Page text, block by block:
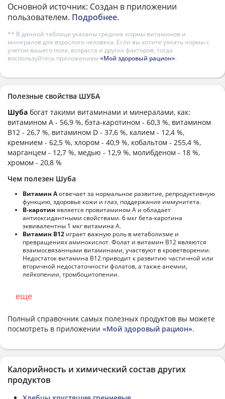
Основной источник: Создан в приложении
пользователем. Подробнее.
** В данной таблице указаны средние нормы витаминов и
минералов для взрослого человека. Если вы хотите узнать нормы с
учетом вашего пола, возраста и других факторов, тогда
воспользуйтесь приложением «Мой здоровый рацион».
Полезные свойства ШУБА
Шуба богат такими витаминами и минералами, как:
витамином А - 56,9 %, бэта-каротином - 60,3 %, витамином
B12 - 26,7 %, витамином D - 37,6 %, калием - 12,4 %,
кремнием - 62,5 %, хлором - 40,9 %, кобальтом - 255,4 %,
марганцем - 12,7 %, медью - 12,9 %, молибденом - 18 %,
хромом - 20,8 %
Чем полезен Шуба
Витамин Аотвечает за нормальное развитие, репродуктивную
функцию, здоровье кожи и глаз, поддержание иммунитета.
В-каротин является провитамином А и обладает
антиоксидантными свойствами. 6 мкг бета-каротина
эквивалентны 1 мкг витамина А.
Витамин В12 играет важную роль в метаболизме и
превращениях аминокислот. Фолат и витамин В12 являются
взаимосвязанными витаминами, участвуют в кроветворении.
Недостаток витамина В12 приводит к развитию частичной или
вторичной недостаточности фолатов, а также анемии,
лейкопении, тромбоцитопении.
еще
Полный справочник самых полезных продуктов вы можете
посмотреть в приложении «Мой здоровый рацион».
Калорийность и химический состав других
продуктов